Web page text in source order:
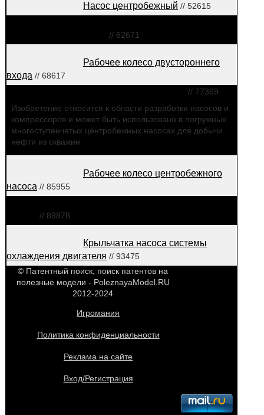
Насос центробежный // 52615
// 62671
Рабочее колесо двустороннего
входа // 68617
// 77369
Изобретение относится к области разработки насосов и
компрессоров и может быть использовано в погружных
многоступенчатых центробежных насосах для добычи
нефти из скважин
Рабочее колесо центробежного
насоса // 85955
// 89878
Крыльчатка насоса системы
охлаждения двигателя // 93475
© Патентный поиск, поиск патентов на
полезные модели - PoleznayaModel.RU
2012-2024
Игромания
Политика конфиденциальности
Реклама на сайте
Вход/Регистрация